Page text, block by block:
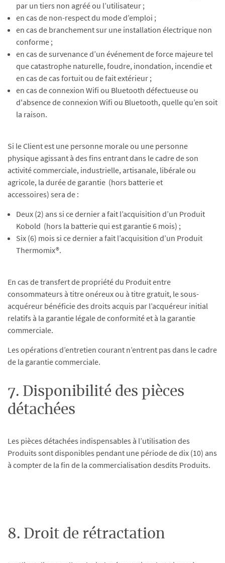
par un tiers non agréé ou l’utilisateur ;
en cas de non-respect du mode d’emploi ;
en cas de branchement sur une installation électrique non
conforme ;
en cas de survenance d’un événement de force majeure tel
que catastrophe naturelle, foudre, inondation, incendie et
en cas de cas fortuit ou de fait extérieur ;
en cas de connexion Wifi ou Bluetooth défectueuse ou
d'absence de connexion Wifi ou Bluetooth, quelle qu’en soit
la raison.
Si le Client est une personne morale ou une personne
physique agissant à des fins entrant dans le cadre de son
activité commerciale, industrielle, artisanale, libérale ou
agricole, la durée de garantie (hors batterie et
accessoires) sera de :
Deux (2) ans si ce dernier a fait l’acquisition d’un Produit
Kobold (hors la batterie qui est garantie 6 mois) ;
Six (6) mois si ce dernier a fait l’acquisition d’un Produit
Thermomix®.
En cas de transfert de propriété du Produit entre
consommateurs à titre onéreux ou à titre gratuit, le sous-
acquéreur bénéficie des droits acquis par l’acquéreur initial
relatifs à la garantie légale de conformité et à la garantie
commerciale.
Les opérations d’entretien courant n’entrent pas dans le cadre
de la garantie commerciale.
7. Disponibilité des pièces
détachées
Les pièces détachées indispensables à l’utilisation des
Produits sont disponibles pendant une période de dix (10) ans
à compter de la fin de la commercialisation desdits Produits.
8. Droit de rétractation